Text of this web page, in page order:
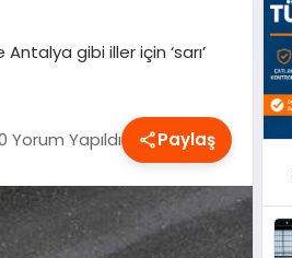
gibi iller için ‘sarı’
Yorum Yapıldı Paylaş